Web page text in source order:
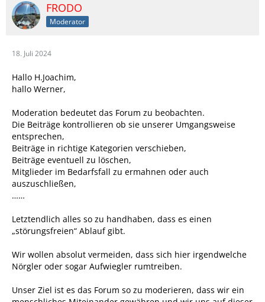
FRODO
Moderator
18. Juli 2024
Hallo H.Joachim,
hallo Werner,
Moderation bedeutet das Forum zu beobachten.
Die Beiträge kontrollieren ob sie unserer Umgangsweise
entsprechen,
Beiträge in richtige Kategorien verschieben,
Beiträge eventuell zu löschen,
Mitglieder im Bedarfsfall zu ermahnen oder auch
auszuschließen,
……
Letztendlich alles so zu handhaben, dass es einen
„störungsfreien“ Ablauf gibt.
Wir wollen absolut vermeiden, dass sich hier irgendwelche
Nörgler oder sogar Aufwiegler rumtreiben.
Unser Ziel ist es das Forum so zu moderieren, dass wir ein